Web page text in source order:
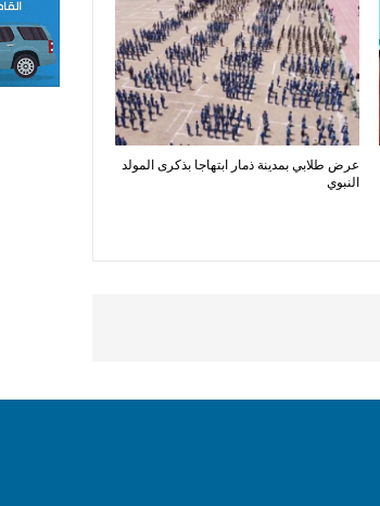
عرض طلابي بمدينة ذمار ابتهاجا بذكرى المولد
النبوي